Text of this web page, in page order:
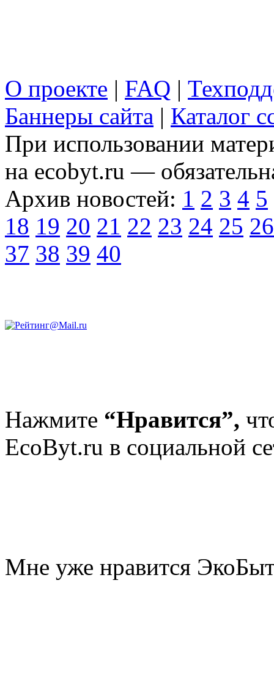
О проекте | FAQ |
Баннеры сайта | Каталог
При использовании
на ecobyt.ru —
Архив новостей: 1 2 3 4 5
18 19 20 21 22 23 24 25 26
37 38 39 40
Нажмите “Нравится”,
EcoByt.ru в социальной
Мне уже нравится